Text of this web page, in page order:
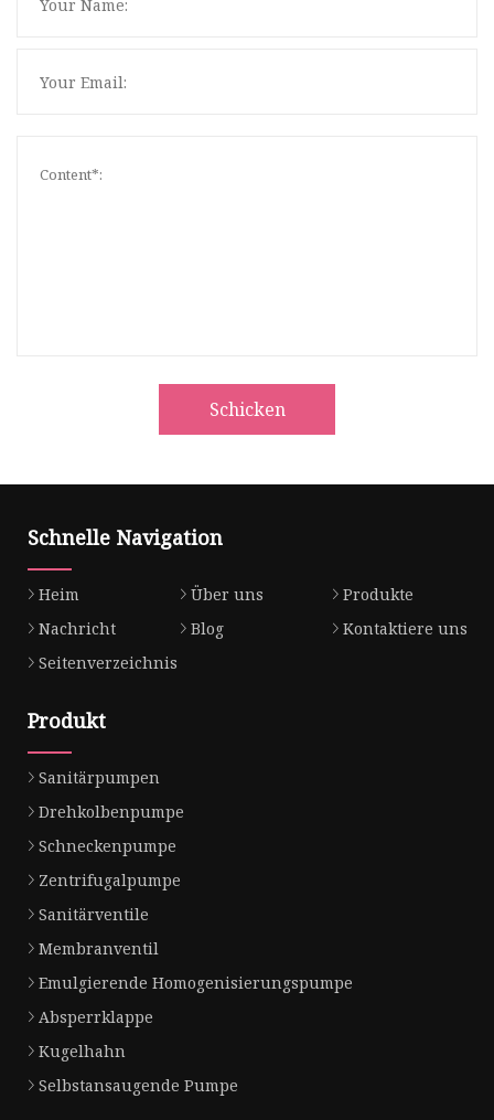
Schicken
Schnelle Navigation
Heim Über uns
Produkte
Nachricht
Blog
Kontaktiere uns
Seitenverzeichnis
Produkt
Sanitärpumpen
Drehkolbenpumpe
Schneckenpumpe
Zentrifugalpumpe
Sanitärventile
Membranventil
Emulgierende Homogenisierungspumpe
Absperrklappe
Kugelhahn
Selbstansaugende Pumpe